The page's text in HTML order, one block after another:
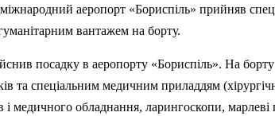
вантажем на борту.
посадку в аеропорту «Бориспіль». На
та спеціальним медичним приладдям
і медичного обладнання, ларингоскопи, марлеві